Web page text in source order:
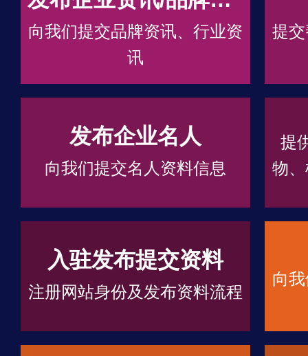
向我们提交品牌资讯、行业资
讯
提
发布企业名人
向我们提交名人资料信息
提
物
入驻发布提交资料
注册网站身份及发布资料流程
向